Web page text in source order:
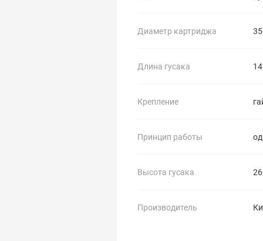
Диаметр картриджа
Длина гусака
Крепление
Принцип работы
Высота гусака
Производитель